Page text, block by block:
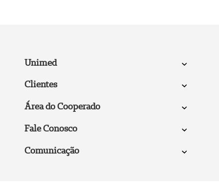
Unimed
Clientes
Área do Cooperado
Fale Conosco
Comunicação